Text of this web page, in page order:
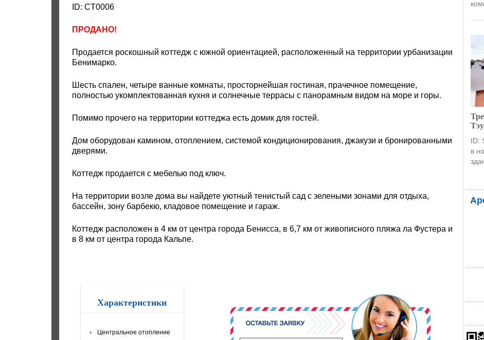
ID: CT0006
ПРОДАНО!
Продается роскошный коттедж с южной ориентацией, расположенный на территории урбанизации
Бенимарко.
Шесть спален, четыре ванные комнаты, просторнейшая гостиная, прачечное помещение,
полностью укомплектованная кухня и солнечные террасы с панорамным видом на море и горы.
Помимо прочего на территории коттеджа есть домик для гостей.
Дом оборудован камином, отоплением, системой кондиционирования, джакузи и бронированными
дверями.
Коттедж продается с мебелью под ключ.
На территории возле дома вы найдете уютный тенистый сад с зелеными зонами для отдыха,
бассейн, зону барбекю, кладовое помещение и гараж.
Коттедж расположен в 4 км от центра города Бенисса, в 6,7 км от живописного пляжа ла Фустера и
в 8 км от центра города Кальпе.
Характеристики
Центральное отопление
ID:
в